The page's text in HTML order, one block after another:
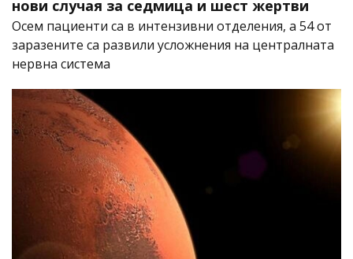
нови случая за седмица и шест жертви
Осем пациенти са в интензивни отделения, а 54 от
заразените са развили усложнения на централната
нервна система